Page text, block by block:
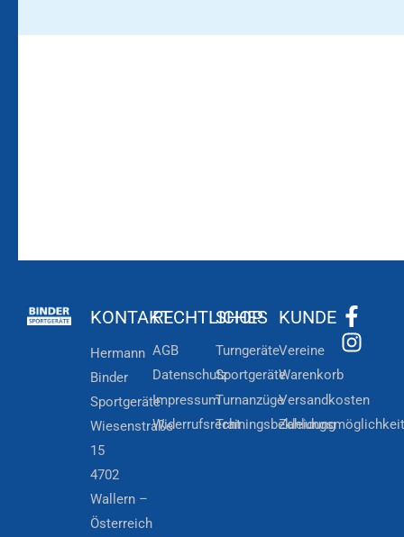
KONTAKT
Hermann
Binder
Sportgeräte
Wiesenstraße
15
4702
Wallern –
Österreich
RECHTLICHES
AGB
Datenschutz
Impressum
Widerrufsrecht
SHOP
Turngeräte
Sportgeräte
Turnanzüge
Trainingsbekleidung
KUNDE
Vereine
Warenkorb
Versandkosten